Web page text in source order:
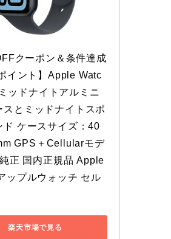
クーポン＆条件達成
イント】Apple Watc
ッドナイトアルミニ
スとミッドナイトスポ
ド ケースサイズ：40
GPS＋Cellularモデ
正 国内正規品 Apple
ップルウォッチ セル
楽天市場で見る